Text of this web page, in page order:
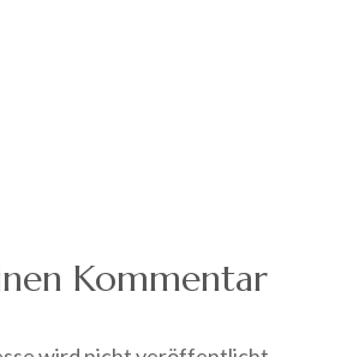
Kommentar